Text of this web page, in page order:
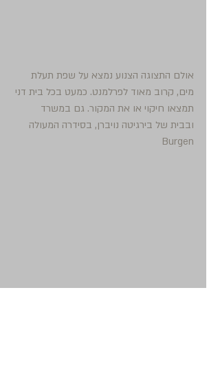
אולם התצוגה הצנוע נמצא על שפת תעלת
מים, קרוב מאוד לפרלמנט. כמעט בכל בית דני
תמצאו חיקוי או את המקור. גם במשרד
ובבית של בירגיטה נויברן, בסידרה המעולה
Burgen